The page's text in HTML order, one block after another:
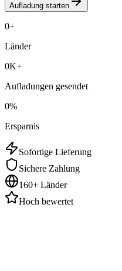
Aufladung starten
0+
Länder
0K+
Aufladungen gesendet
0%
Ersparnis
Sofortige Lieferung
Sichere Zahlung
160+ Länder
Hoch bewertet